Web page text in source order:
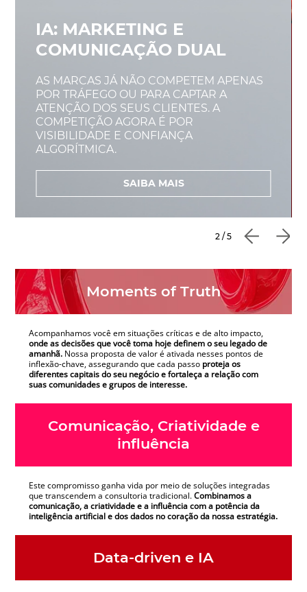
IA: MARKETING E
COMUNICAÇÃO DUAL
AS MARCAS JÁ NÃO COMPETEM APENAS
POR TRÁFEGO OU PARA CAPTAR A
ATENÇÃO DOS SEUS CLIENTES. A
COMPETIÇÃO AGORA É POR
VISIBILIDADE E CONFIANÇA
ALGORÍTMICA.
SAIBA MAIS
2 / 5
Moments of Truth
Acompanhamos você em situações críticas e de alto impacto,
onde as decisões que você toma hoje definem o seu legado de
amanhã. Nossa proposta de valor é ativada nesses pontos de
inflexão-chave, assegurando que cada passo proteja os
diferentes capitais do seu negócio e fortaleça a relação com
suas comunidades e grupos de interesse.
Comunicação, Criatividade e
influência
Este compromisso ganha vida por meio de soluções integradas
que transcendem a consultoria tradicional.Combinamos a
comunicação, a criatividade e a influência com a potência da
inteligência artificial e dos dados no coração da nossa estratégia.
Data-driven e IA